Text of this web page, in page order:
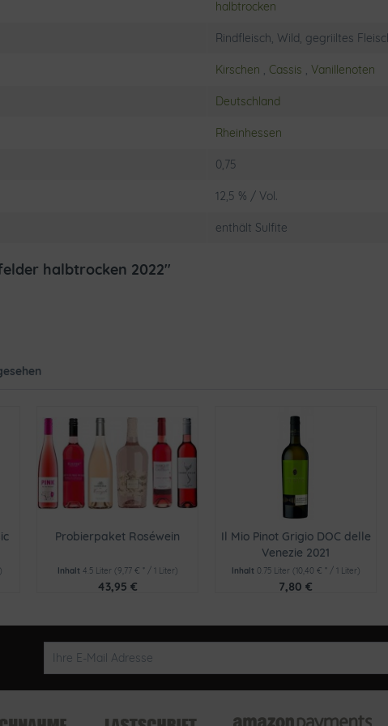
halbtrocken
Rindfleisch, Wild, gegriiltes
Kirschen , Cassis , Vanillenoten
Deutschland
Rheinhessen
0,75
12,5 % / Vol.
enthält Sulfite
halbtrocken 2022"
Probierpaket Roséwein
Inhalt 4.5 Liter (9,77 € * / 1 Liter)
43,95 €
Il Mio Pinot Grigio DOC delle
Venezie 2021
Inhalt 0.75 Liter (10,40 € * / 1 Liter)
7,80 €